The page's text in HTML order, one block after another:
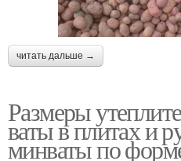
читать дальше →
Размеры
ваты в плитах и
минваты по